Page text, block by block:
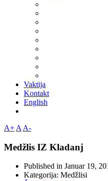
Vaktija
Kontakt
English
A+ A A-
Medžlis IZ Kladanj
Published in Januar 19,
Kategorija: Medžlisi